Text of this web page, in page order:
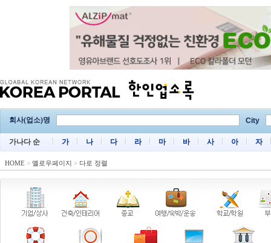
회사(업소)명 City
가나다 순 가 나 다 라 마 바 사 아 자
HOME > 옐로우페이지 > 다로 정렬